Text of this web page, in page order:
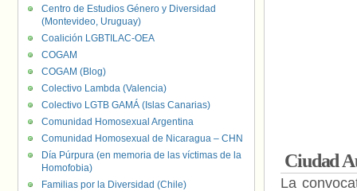
Ciudad
La
Centro de Estudios Género y Diversidad
(Montevideo, Uruguay)
Coalición LGBTILAC-OEA
COGAM
COGAM (Blog)
Colectivo Lambda (Valencia)
Colectivo LGTB GAMÁ (Islas Canarias)
Comunidad Homosexual Argentina
Comunidad Homosexual de Nicaragua – CHN
Día Púrpura (en memoria de las víctimas de la
Homofobia)
Familias por la Diversidad (Chile)